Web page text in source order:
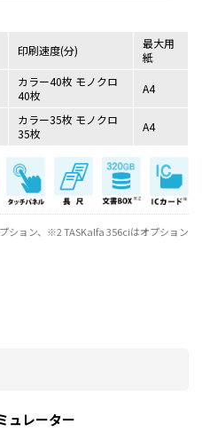
印刷速度(分)
最大用
紙
カラー40枚 モノクロ
40枚
A4
カラー35枚 モノクロ
35枚
A4
ション、※2 TASKalfa 356ciはオプション
ュレーター